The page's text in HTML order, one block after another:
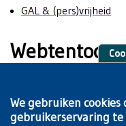
GAL & (pers)vrijheid
Mee(dailles) met het
Vrijzinnige tijdscapsule
We gebruiken cookies
gebruikerservaring